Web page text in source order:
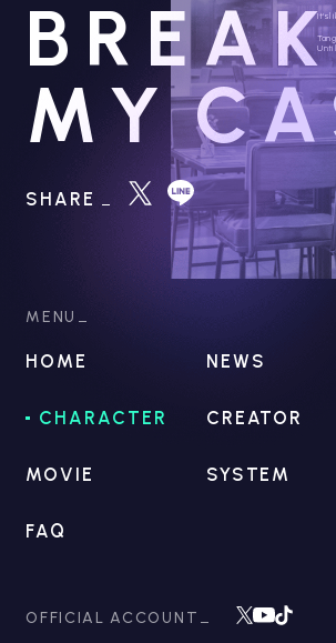
BREAK
MY
It's
SHARE
MENU
HOME NEWS
CHARACTER CREATOR
MOVIE SYSTEM
FAQ
OFFICIAL ACCOUNT